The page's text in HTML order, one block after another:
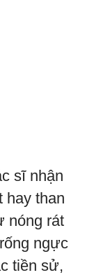
sĩ nhận
hay than
nóng rát
ngực
tiền sử,